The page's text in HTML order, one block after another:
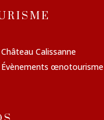
Calissanne
Évènements œnotourisme